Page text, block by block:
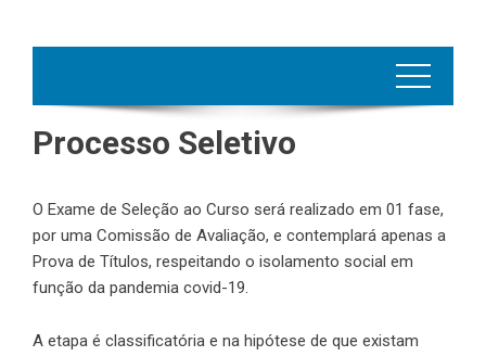
Processo Seletivo
O Exame de Seleção ao Curso será realizado em 01 fase,
por uma Comissão de Avaliação, e contemplará apenas a
Prova de Títulos, respeitando o isolamento social em
função da pandemia covid-19.
A etapa é classificatória e na hipótese de que existam